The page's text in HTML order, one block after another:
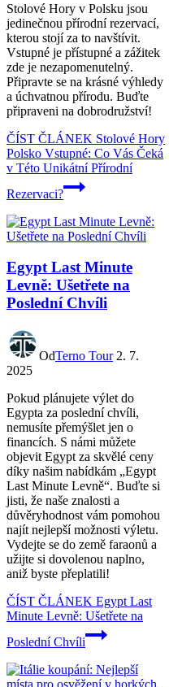
Stolové Hory v Polsku jsou
jedinečnou přírodní rezervací,
kterou stojí za to navštívit.
Vstupné je přístupné a zážitek
zde je nezapomenutelný.
Připravte se na krásné výhledy
a úchvatnou přírodu. Buďte
připraveni na dobrodružství!
ČÍST ČLÁNEK Stolové Hory
Polsko Vstupné: Co Vás Čeká
v Této Unikátní Přírodní
Rezervaci?
Egypt Last Minute
Levně: Ušetřete na
Poslední Chvíli
OdTerno Tour 2. 7.
2025
Pokud plánujete výlet do
Egypta za poslední chvíli,
nemusíte přemýšlet jen o
financích. S námi můžete
objevit Egypt za skvělé ceny
díky našim nabídkám „Egypt
Last Minute Levně“. Buďte si
jisti, že naše znalosti a
důvěryhodnost vám pomohou
najít nejlepší možnosti výletu.
Vydejte se do země faraonů a
užijte si dovolenou naplno,
aniž byste přeplatili!
ČÍST ČLÁNEK Egypt Last
Minute Levně: Ušetřete na
Poslední Chvíli